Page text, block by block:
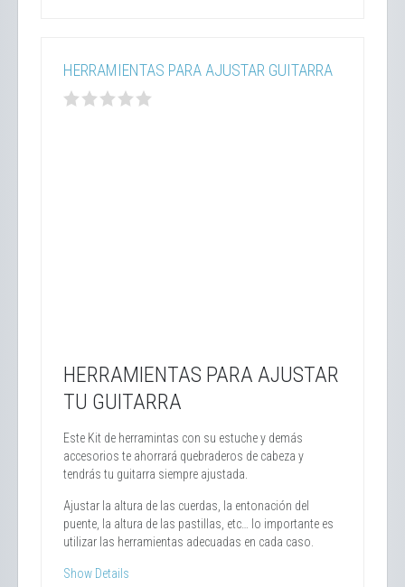
HERRAMIENTAS PARA AJUSTAR GUITARRA
HERRAMIENTAS PARA AJUSTAR
TU GUITARRA
Este Kit de herramintas con su estuche y demás
accesorios te ahorrará quebraderos de cabeza y
tendrás tu guitarra siempre ajustada.
Ajustar la altura de las cuerdas, la entonación del
puente, la altura de las pastillas, etc… lo importante es
utilizar las herramientas adecuadas en cada caso.
Show Details